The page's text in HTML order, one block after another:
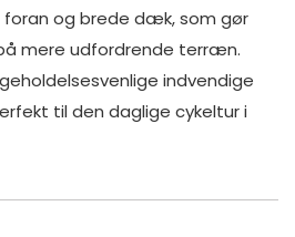
og brede dæk, som gør
mere udfordrende terræn.
indvendige
til den daglige cykeltur i